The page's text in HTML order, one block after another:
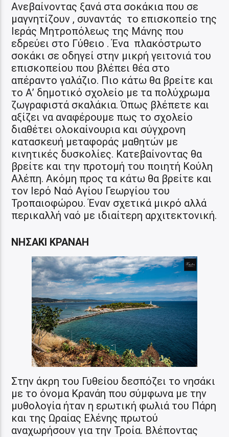
Ανεβαίνοντας ξανά στα σοκάκια που σε
μαγνητίζουν , συναντάς το επισκοπείο της
Ιεράς Μητροπόλεως της Μάνης που
εδρεύει στο Γύθειο . Ένα πλακόστρωτο
σοκάκι σε οδηγεί στην μικρή γειτονιά του
επισκοπείου που βλέπει θέα στο
απέραντο γαλάζιο. Πιο κάτω θα βρείτε και
το Α’ δημοτικό σχολείο με τα πολύχρωμα
ζωγραφιστά σκαλάκια. Όπως βλέπετε και
αξίζει να αναφέρουμε πως το σχολείο
διαθέτει ολοκαίνουρια και σύγχρονη
κατασκευή μεταφοράς μαθητών με
κινητικές δυσκολίες. Κατεβαίνοντας θα
βρείτε και την προτομή του ποιητή Κούλη
Αλέπη. Ακόμη προς τα κάτω θα βρείτε και
τον Ιερό Ναό Αγίου Γεωργίου του
Τροπαιοφώρου. Έναν σχετικά μικρό αλλά
περικαλλή ναό με ιδιαίτερη αρχιτεκτονική.
ΝΗΣΑΚΙ ΚΡΑΝΑΗ
Στην άκρη του Γυθείου δεσπόζει το νησάκι
με το όνομα Κρανάη που σύμφωνα με την
μυθολογία ήταν η ερωτική φωλιά του Πάρη
και της Ωραίας Ελένης πρωτού
αναχωρήσουν για την Τροία. Βλέποντας